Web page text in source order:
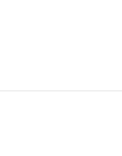
доступных данных от